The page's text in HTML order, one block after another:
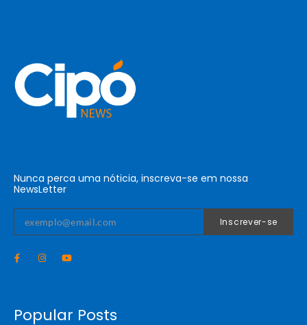
Nunca perca uma nóticia, inscreva-se em nossa
NewsLetter
Inscrever-se
Popular Posts